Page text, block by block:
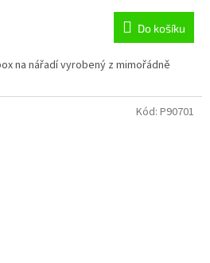
Do košíku
na nářadí vyrobený z mimořádně
Kód: P90701